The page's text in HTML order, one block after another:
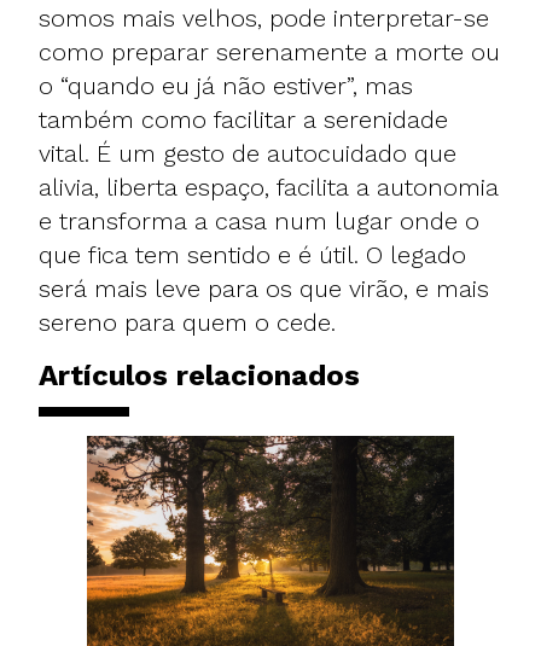
somos mais velhos, pode interpretar-se
como preparar serenamente a morte ou
o “quando eu já não estiver”, mas
também como facilitar a serenidade
vital. É um gesto de autocuidado que
alivia, liberta espaço, facilita a autonomia
e transforma a casa num lugar onde o
que fica tem sentido e é útil. O legado
será mais leve para os que virão, e mais
sereno para quem o cede.
Artículos relacionados